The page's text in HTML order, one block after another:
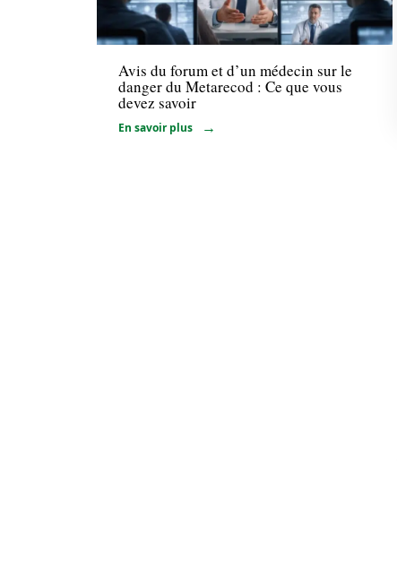
Santé
Avis du forum et d’un médecin sur le
danger du Metarecod : Ce que vous
devez savoir
En savoir plus